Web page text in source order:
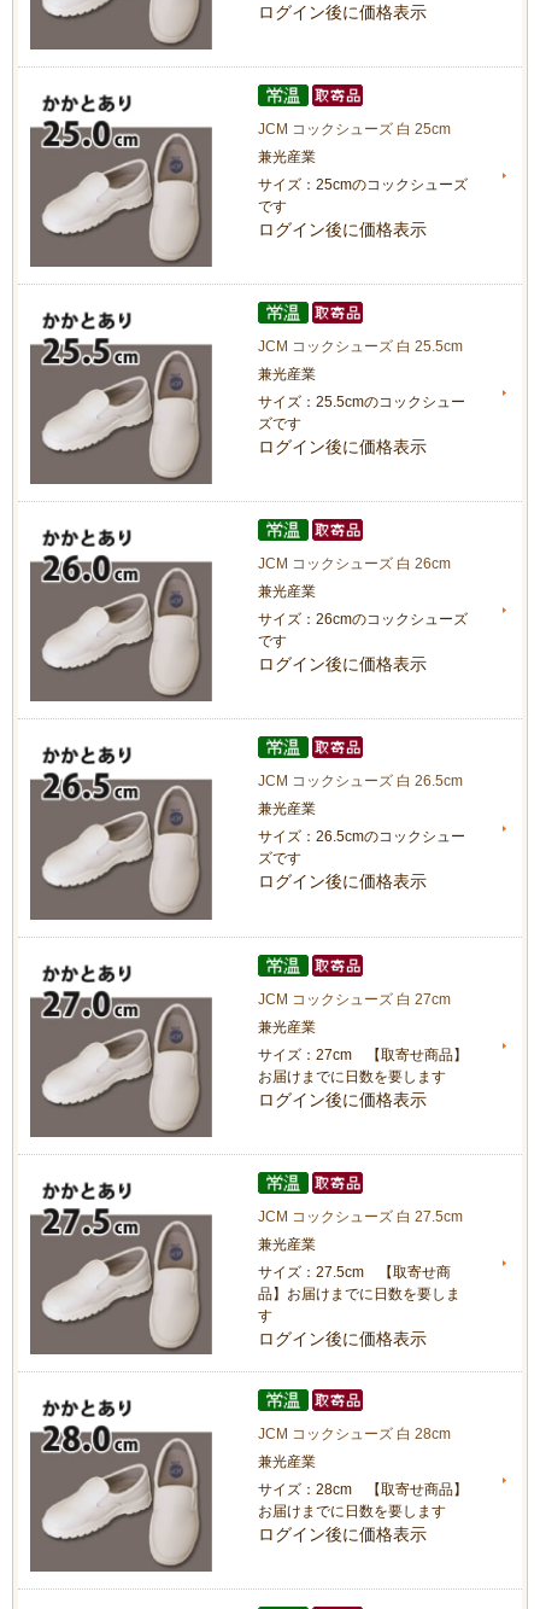
ログイン後に価格表示
JCM コックシューズ 白 25cm
兼光産業
サイズ：25cmのコックシューズ
です
ログイン後に価格表示
JCM コックシューズ 白 25.5cm
兼光産業
サイズ：25.5cmのコックシュー
ズです
ログイン後に価格表示
JCM コックシューズ 白 26cm
兼光産業
サイズ：26cmのコックシューズ
です
ログイン後に価格表示
JCM コックシューズ 白 26.5cm
兼光産業
サイズ：26.5cmのコックシュー
ズです
ログイン後に価格表示
JCM コックシューズ 白 27cm
兼光産業
サイズ：27cm 【取寄せ商品】
お届けまでに日数を要します
ログイン後に価格表示
JCM コックシューズ 白 27.5cm
兼光産業
サイズ：27.5cm 【取寄せ商
品】お届けまでに日数を要しま
す
ログイン後に価格表示
JCM コックシューズ 白 28cm
兼光産業
サイズ：28cm 【取寄せ商品】
お届けまでに日数を要します
ログイン後に価格表示